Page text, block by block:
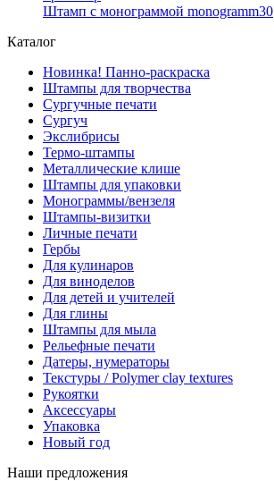
Штамп с монограммой monogramm30
Каталог
Новинка! Панно-раскраска
Штампы для творчества
Сургучные печати
Сургуч
Экслибрисы
Термо-штампы
Металлические клише
Штампы для упаковки
Монограммы/вензеля
Штампы-визитки
Личные печати
Гербы
Для кулинаров
Для виноделов
Для детей и учителей
Для глины
Штампы для мыла
Рельефные печати
Датеры, нумераторы
Текстуры / Polymer clay textures
Рукоятки
Аксессуары
Упаковка
Новый год
Наши предложения